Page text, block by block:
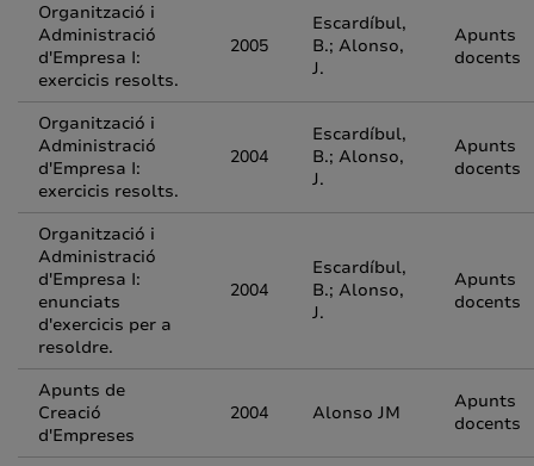
Organització i
Administració
d'Empresa I:
exercicis resolts.
2005
Escardíbul,
B.; Alonso,
J.
Apunts
docents
Organització i
Administració
d'Empresa I:
exercicis resolts.
2004
Escardíbul,
B.; Alonso,
J.
Apunts
docents
Organització i
Administració
d'Empresa I:
enunciats
d'exercicis per a
resoldre.
2004
Escardíbul,
B.; Alonso,
J.
Apunts
docents
Apunts de
Creació
d'Empreses
2004 Alonso JM
Apunts
docents